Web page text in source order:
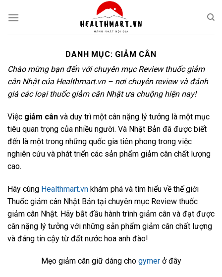
DANH MỤC: GIẢM CÂN
Chào mừng bạn đến với chuyên mục Review thuốc giảm
cân Nhật của Healthmart.vn – nơi chuyên review và đánh
giá các loại thuốc giảm cân Nhật ưa chuộng hiện nay!
Việc giảm cân và duy trì một cân nặng lý tưởng là một mục
tiêu quan trọng của nhiều người. Và Nhật Bản đã được biết
đến là một trong những quốc gia tiên phong trong việc
nghiên cứu và phát triển các sản phẩm giảm cân chất lượng
cao.
Hãy cùng Healthmart.vn khám phá và tìm hiểu về thế giới
Thuốc giảm cân Nhật Bản tại chuyên mục Review thuốc
giảm cân Nhật. Hãy bắt đầu hành trình giảm cân và đạt được
cân nặng lý tưởng với những sản phẩm giảm cân chất lượng
và đáng tin cậy từ đất nước hoa anh đào!
Mẹo giảm cân giữ dáng cho gymerở đây